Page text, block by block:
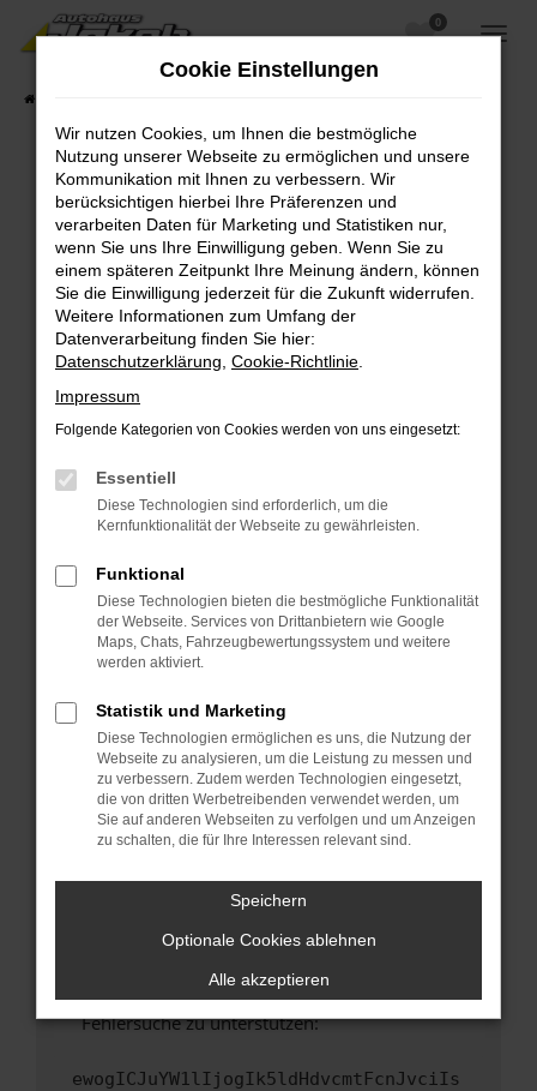
Zum
Hauptinhalt
0
Fehler: Network Error
Beim Laden ist ein Fehler aufgetreten.
Hier sind ein paar Tipps, die dir helfen können:
Überprüfe deine Firewall und deine
Internetverbindung.
Laden andere Webseiten, zum Beispiel deine
Suchmaschine?
Prüfe deine Browsererweiterungen.
Manche Erweiterungen, wie Werbeblocker,
können das Laden bestimmter Seiten
verhindern. Funktioniert die Seite in einem
Fenster?
Starte dein Gerät neu.
Das kann manchmal helfen, vorübergehende
Probleme zu beheben.
Betriebssystem auf dem neuesten Stand
sind.
Veraltete Software birgt nicht nur ein
Sicherheitsrisiko, sondern kann auch dazu
führen, dass bestimmte Funktionen nicht mehr
unterstützt werden.
Wende dich an den Webseitenbetreiber.
Wenn du alle oben genannten Schritte versucht
hast, kontaktiere uns bitte. Wir werden
versuchen, das Problem zu beheben. Du kannst
uns diesen Text schicken, um uns bei der
Fehlersuche zu unterstützen:
ewogICJuYW1lIjogIk5ldHdvcmtFcnJvciIs
Cookie Einstellungen
Wir nutzen Cookies, um Ihnen die bestmögliche
Nutzung unserer Webseite zu ermöglichen und unsere
Kommunikation mit Ihnen zu verbessern. Wir
berücksichtigen hierbei Ihre Präferenzen und
verarbeiten Daten für Marketing und Statistiken nur,
wenn Sie uns Ihre Einwilligung geben. Wenn Sie zu
einem späteren Zeitpunkt Ihre Meinung ändern, können
Sie die Einwilligung jederzeit für die Zukunft widerrufen.
Weitere Informationen zum Umfang der
Datenverarbeitung finden Sie hier:
Datenschutzerklärung Cookie-Richtlinie
Impressum
Folgende Kategorien von Cookies werden von uns eingesetzt:
Essentiell
Diese Technologien sind erforderlich, um die
Kernfunktionalität der Webseite zu gewährleisten.
Funktional
Diese Technologien bieten die bestmögliche Funktionalität
der Webseite. Services von Drittanbietern wie Google
Maps, Chats, Fahrzeugbewertungssystem und weitere
werden aktiviert.
Statistik und Marketing
Diese Technologien ermöglichen es uns, die Nutzung der
Webseite zu analysieren, um die Leistung zu messen und
zu verbessern. Zudem werden Technologien eingesetzt,
die von dritten Werbetreibenden verwendet werden, um
Sie auf anderen Webseiten zu verfolgen und um Anzeigen
zu schalten, die für Ihre Interessen relevant sind.
Speichern
Optionale Cookies ablehnen
Alle akzeptieren